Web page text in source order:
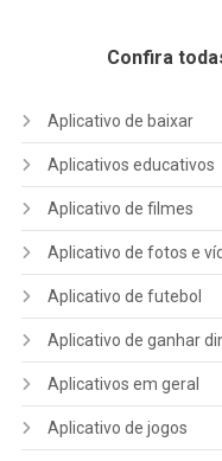
Confira
Aplicativo de baixar
Aplicativos educativos
Aplicativo de filmes
Aplicativo de fotos e
Aplicativo de futebol
Aplicativo de ganhar
Aplicativos em geral
Aplicativo de jogos